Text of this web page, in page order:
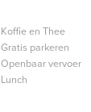
Koffie en Thee
Gratis parkeren
Openbaar vervoer
Lunch